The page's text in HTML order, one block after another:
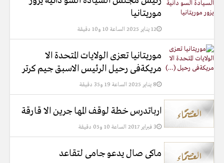
موريتانيا
12 يناير 2025 الساعة 10 و10 دقيقة
موريتانيا تعزى الولايات المتحدة الا
مريكةفى رحيل الرئيس الاسبق جيم كرتر
8 يناير 2025 الساعة 19 و35 دقيقة
ارباتدرس خطة لوقف المها جرين الا قارقة
3 فبراير 2017 الساعة 10 و05 دقيقة
ماكى صال يدعو جامى لتقاعد